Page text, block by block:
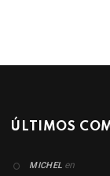
ÚLTIMOS
MICHEL en